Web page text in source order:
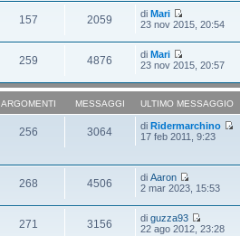
157 2059 diMari
23 nov 2015, 20:54
259 4876 diMari
23 nov 2015, 20:57
ARGOMENTI MESSAGGI ULTIMO MESSAGGIO
256 3064 diRidermarchino
17 feb 2011, 9:23
268 4506 diAaron
2 mar 2023, 15:53
271 3156 diguzza93
22 ago 2012, 23:28